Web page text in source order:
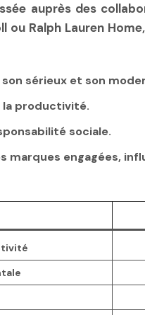
auprès des
Ralph Lauren
sérieux et son
la productivité.
sociale.
marques engagées,